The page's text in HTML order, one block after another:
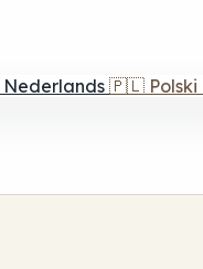
Nederlands 🇵🇱 Polski